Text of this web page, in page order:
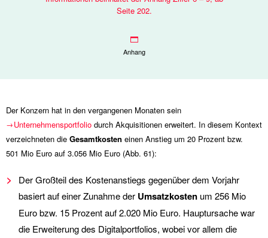
Seite 202.
Anhang
Der Konzern hat in den vergangenen Monaten sein
Unternehmensportfolio durch Akquisitionen erweitert. In diesem Kontext
verzeichneten die Gesamtkosten einen Anstieg um 20 Prozent bzw.
501 Mio Euro auf 3.056 Mio Euro (Abb. 61):
Der Großteil des Kostenanstiegs gegenüber dem Vorjahr
basiert auf einer Zunahme der Umsatzkosten um 256 Mio
Euro bzw. 15 Prozent auf2.020 Mio Euro. Hauptursache war
die Erweiterung des Digitalportfolios, wobei vor allem die